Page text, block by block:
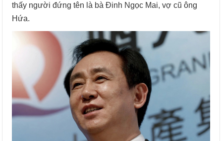
thấy người đứng tên là bà Đinh Ngọc Mai, vợ cũ ông
Hứa.